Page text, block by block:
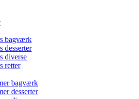
bagværk
desserter
diverse
retter
bagværk
desserter